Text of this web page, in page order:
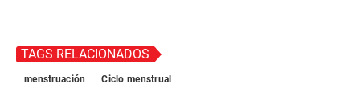
TAGS RELACIONADOS
menstruación Ciclo menstrual